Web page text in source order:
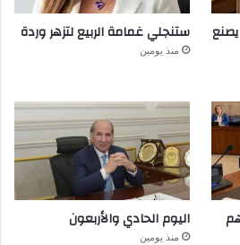
ستنجلي غمامة الربيع لتزهر وردة
منذ يومين
اليوم الحادي والأربعون
منذ يومين